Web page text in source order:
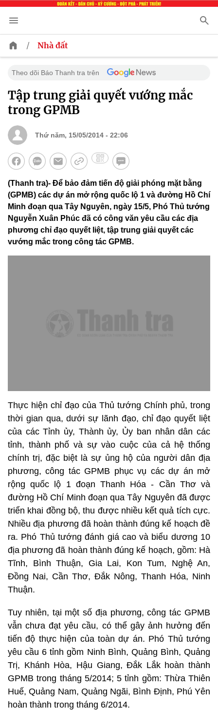
/ Nhà đất
Theo dõi Báo Thanh tra trên
Tập trung giải quyết vướng mắc
trong GPMB
Thứ năm, 15/05/2014 - 22:06
(Thanh tra)- Để bảo đảm tiến độ giải phóng mặt bằng
(GPMB) các dự án mở rộng quốc lộ 1 và đường Hồ Chí
Minh đoạn qua Tây Nguyên, ngày 15/5, Phó Thủ tướng
Nguyễn Xuân Phúc đã có công văn yêu cầu các địa
phương chỉ đạo quyết liệt, tập trung giải quyết các
vướng mắc trong công tác GPMB.
Thực hiện chỉ đạo của Thủ tướng Chính phủ, trong
thời gian qua, dưới sự lãnh đạo, chỉ đạo quyết liệt
của các Tỉnh ủy, Thành ủy, Ủy ban nhân dân các
tỉnh, thành phố và sự vào cuộc của cả hệ thống
chính trị, đặc biệt là sự ủng hộ của người dân địa
phương, công tác GPMB phục vụ các dự án mở
rộng quốc lộ 1 đoạn Thanh Hóa - Cần Thơ và
đường Hồ Chí Minh đoạn qua Tây Nguyên đã được
triển khai đồng bộ, thu được nhiều kết quả tích cực.
Nhiều địa phương đã hoàn thành đúng kế hoạch đề
ra. Phó Thủ tướng đánh giá cao và biểu dương 10
địa phương đã hoàn thành đúng kế hoạch, gồm: Hà
Tĩnh, Bình Thuận, Gia Lai, Kon Tum, Nghệ An,
Đồng Nai, Cần Thơ, Đắk Nông, Thanh Hóa, Ninh
Thuận.
Tuy nhiên, tại một số địa phương, công tác GPMB
vẫn chưa đạt yêu cầu, có thể gây ảnh hưởng đến
tiến độ thực hiện của toàn dự án. Phó Thủ tướng
yêu cầu 6 tỉnh gồm Ninh Bình, Quảng Bình, Quảng
Trị, Khánh Hòa, Hậu Giang, Đắk Lắk hoàn thành
GPMB trong tháng 5/2014; 5 tỉnh gồm: Thừa Thiên
Huế, Quảng Nam, Quảng Ngãi, Bình Định, Phú Yên
hoàn thành trong tháng 6/2014.